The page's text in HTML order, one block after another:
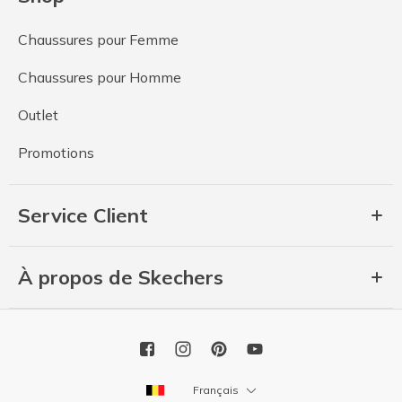
Chaussures pour Femme
Chaussures pour Homme
Outlet
Promotions
Service Client
À propos de Skechers
Français